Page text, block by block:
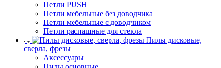
Петли PUSH
Петли мебельные без доводчика
Петли мебельные с доводчиком
Петли распашные для стекла
Пилы дисковые,
сверла, фрезы
Аксессуары
Пилы основные